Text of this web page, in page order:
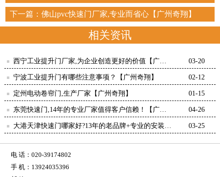
下一篇： 佛山pvc快速门厂家,专业而省心【广州奇翔】
相关资讯
西宁工业提升门厂家,为企业创造更好的价值【广州
奇翔】
03-20
宁波工业提升门有哪些注意事项？【广州奇翔】 02-12
定州电动卷帘门,生产厂家【广州奇翔】 01-15
东莞快速门,14年的专业厂家值得客户信赖！【广州
奇翔】
04-26
大港天津快速门哪家好?13年的老品牌+专业的安装团
03-25
电 话：020-39174802
手 机：13924035396